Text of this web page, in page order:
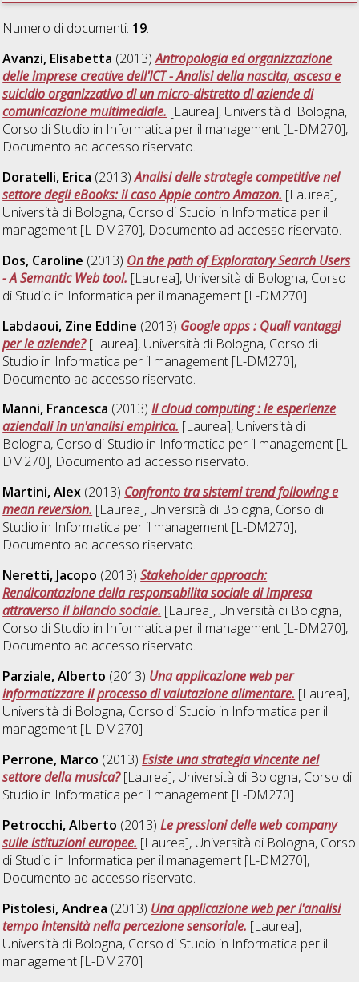
Numero di documenti: 19.
Avanzi, Elisabetta (2013)Antropologia ed organizzazione
delle imprese creative dell'ICT - Analisi della nascita, ascesa e
suicidio organizzativo di un micro-distretto di aziende di
comunicazione multimediale. [Laurea], Università di Bologna,
Corso di Studio in Informatica per il management [L-DM270],
Documento ad accesso riservato.
Doratelli, Erica (2013)Analisi delle strategie competitive nel
settore degli eBooks: il caso Apple contro Amazon. [Laurea],
Università di Bologna, Corso di Studio in Informatica per il
management [L-DM270], Documento ad accesso riservato.
Dos, Caroline (2013) On the path of Exploratory Search Users
- A Semantic Web tool. [Laurea], Università di Bologna, Corso
di Studio in Informatica per il management [L-DM270]
Labdaoui, Zine Eddine (2013) Google apps : Quali vantaggi
per le aziende?[Laurea], Università di Bologna, Corso di
Studio in Informatica per il management [L-DM270],
Documento ad accesso riservato.
Manni, Francesca (2013)Il cloud computing : le esperienze
aziendali in un'analisi empirica. [Laurea], Università di
Bologna, Corso di Studio in Informatica per il management [L-
DM270], Documento ad accesso riservato.
Martini, Alex (2013) Confronto tra sistemi trend following e
mean reversion. [Laurea], Università di Bologna, Corso di
Studio in Informatica per il management [L-DM270],
Documento ad accesso riservato.
Neretti, Jacopo (2013)Stakeholder approach:
Rendicontazione della responsabilita sociale di impresa
attraverso il bilancio sociale. [Laurea], Università di Bologna,
Corso di Studio in Informatica per il management [L-DM270],
Documento ad accesso riservato.
Parziale, Alberto (2013) Una applicazione web per
informatizzare il processo di valutazione alimentare. [Laurea],
Università di Bologna, Corso di Studio in Informatica per il
management [L-DM270]
Perrone, Marco (2013)Esiste una strategia vincente nel
settore della musica?[Laurea], Università di Bologna, Corso di
Studio in Informatica per il management [L-DM270]
Petrocchi, Alberto (2013)Le pressioni delle web company
sulle istituzioni europee. [Laurea], Università di Bologna, Corso
di Studio in Informatica per il management [L-DM270],
Documento ad accesso riservato.
Pistolesi, Andrea (2013) Una applicazione web per l'analisi
tempo intensità nella percezione sensoriale. [Laurea],
Università di Bologna, Corso di Studio in Informatica per il
management [L-DM270]